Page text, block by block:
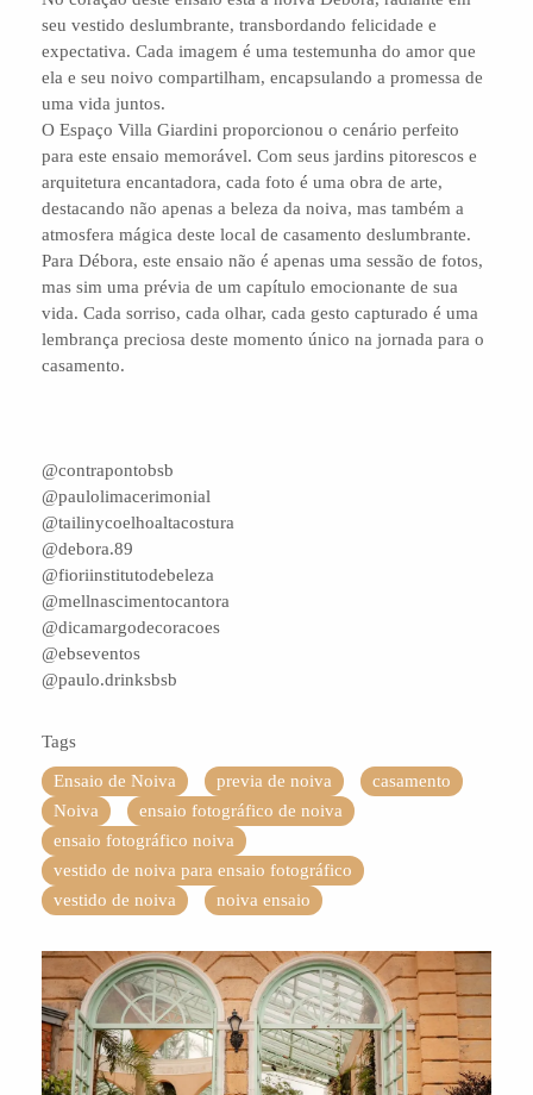
seu vestido deslumbrante, transbordando felicidade e
expectativa. Cada imagem é uma testemunha do amor que
ela e seu noivo compartilham, encapsulando a promessa de
uma vida juntos.
O Espaço Villa Giardini proporcionou o cenário perfeito
para este ensaio memorável. Com seus jardins pitorescos e
arquitetura encantadora, cada foto é uma obra de arte,
destacando não apenas a beleza da noiva, mas também a
atmosfera mágica deste local de casamento deslumbrante.
Para Débora, este ensaio não é apenas uma sessão de fotos,
mas sim uma prévia de um capítulo emocionante de sua
vida. Cada sorriso, cada olhar, cada gesto capturado é uma
lembrança preciosa deste momento único na jornada para o
casamento.
@contrapontobsb
@paulolimacerimonial
@tailinycoelhoaltacostura
@debora.89
@fioriinstitutodebeleza
@mellnascimentocantora
@dicamargodecoracoes
@ebseventos
@paulo.drinksbsb
Tags
Ensaio de Noiva previa de noiva
casamento
Noiva
ensaio fotográfico de noiva
ensaio fotográfico noiva
vestido de noiva para ensaio fotográfico
vestido de noiva
noiva ensaio